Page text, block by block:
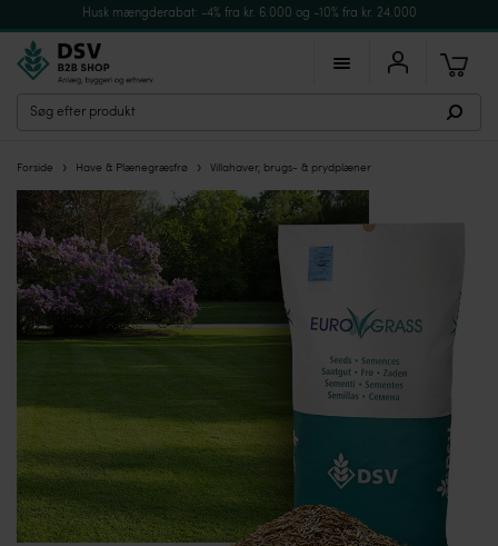
Husk mængderabat: -4% fra kr. 6.000 og -10% fra kr. 24.000
Forside › Have & Plænegræsfrø › Villahaver, brugs- & prydplæner